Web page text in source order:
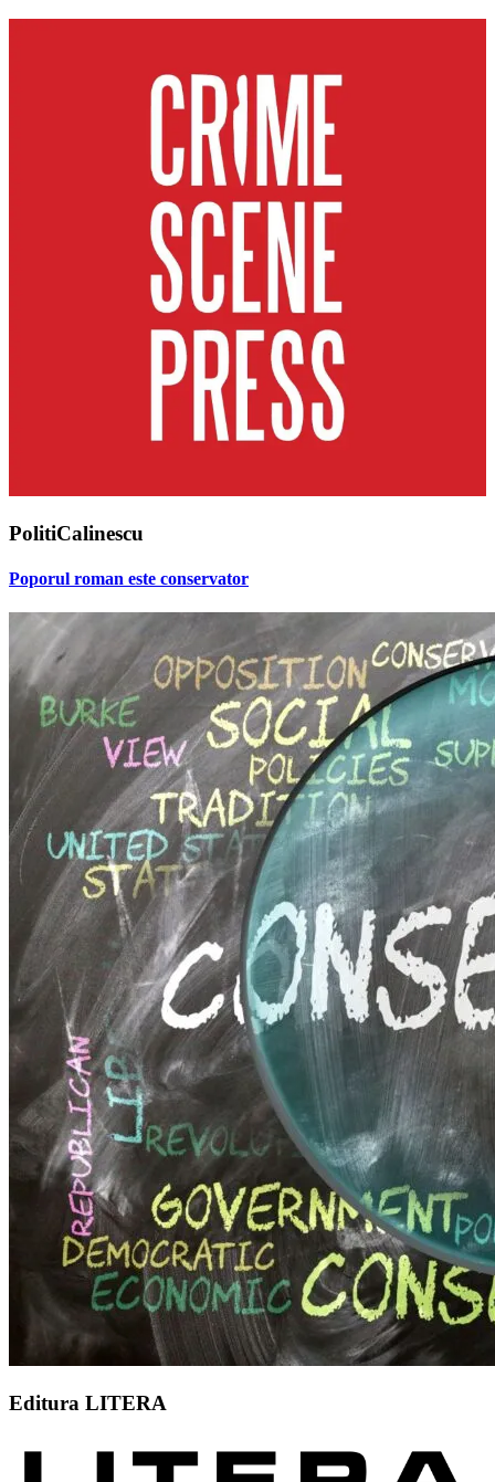
PolitiCalinescu
Poporul roman este conservator
Editura LITERA